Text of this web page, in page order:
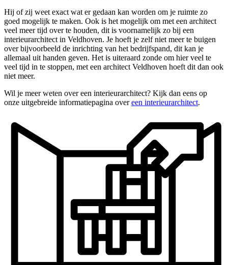
Hij of zij weet exact wat er gedaan kan worden om je ruimte zo
goed mogelijk te maken. Ook is het mogelijk om met een architect
veel meer tijd over te houden, dit is voornamelijk zo bij een
interieurarchitect in Veldhoven. Je hoeft je zelf niet meer te buigen
over bijvoorbeeld de inrichting van het bedrijfspand, dit kan je
allemaal uit handen geven. Het is uiteraard zonde om hier veel te
veel tijd in te stoppen, met een architect Veldhoven hoeft dit dan ook
niet meer.
Wil je meer weten over een interieurarchitect? Kijk dan eens op
onze uitgebreide informatiepagina overeen interieurarchitect.